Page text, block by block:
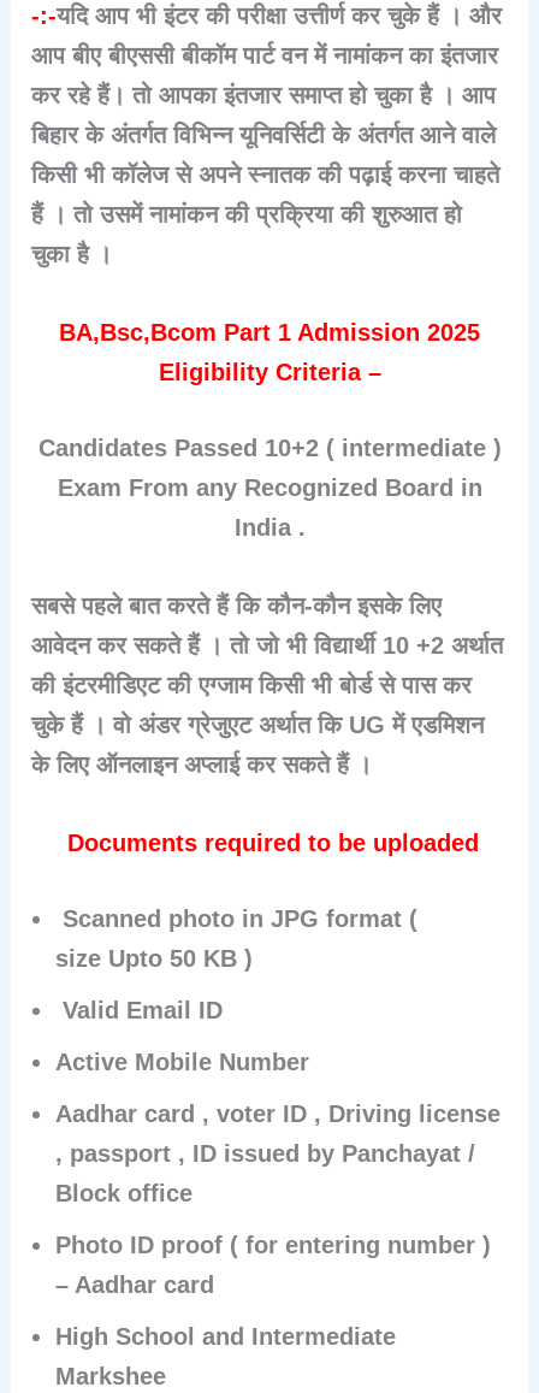
-:-यदि आप भी इंटर की परीक्षा उत्तीर्ण कर चुके हैं । और
आप बीए बीएससी बीकॉम पार्ट वन में नामांकन का इंतजार
कर रहे हैं। तो आपका इंतजार समाप्त हो चुका है । आप
बिहार के अंतर्गत विभिन्न यूनिवर्सिटी के अंतर्गत आने वाले
किसी भी कॉलेज से अपने स्नातक की पढ़ाई करना चाहते
हैं । तो उसमें नामांकन की प्रक्रिया की शुरुआत हो
चुका है ।
BA,Bsc,Bcom Part 1 Admission 2025
Eligibility Criteria –
Candidates Passed 10+2 ( intermediate )
Exam From any Recognized Board in
India .
सबसे पहले बात करते हैं कि कौन-कौन इसके लिए
आवेदन कर सकते हैं । तो जो भी विद्यार्थी 10 +2 अर्थात
की इंटरमीडिएट की एग्जाम किसी भी बोर्ड से पास कर
चुके हैं । वो अंडर ग्रेजुएट अर्थात कि UG में एडमिशन
के लिए ऑनलाइन अप्लाई कर सकते हैं ।
Documents required to be uploaded
Scanned photo in JPG format (
size Upto 50 KB )
Valid Email ID
Active Mobile Number
Aadhar card , voter ID , Driving license
, passport , ID issued by Panchayat /
Block office
Photo ID proof ( for entering number )
– Aadhar card
High School and Intermediate
Markshee